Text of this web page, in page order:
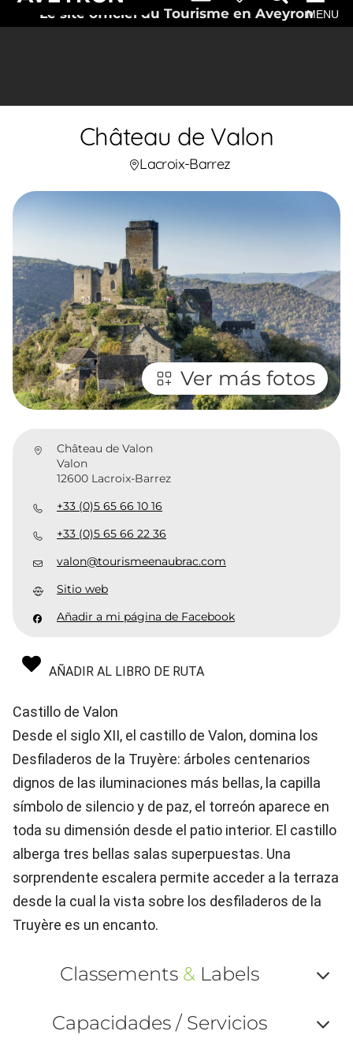
Le site officiel du Tourisme en AveyronMENU
Château de Valon
Lacroix-Barrez
Ver más fotos
Château de Valon
Valon
12600 Lacroix-Barrez
+33 (0)5 65 66 10 16
+33 (0)5 65 66 22 36
valon@tourismeenaubrac.com
Sitio web
Añadir a mi página de Facebook
AÑADIR AL LIBRO DE RUTA
Castillo de Valon
Desde el siglo XII, el castillo de Valon, domina los
Desfiladeros de la Truyère: árboles centenarios
dignos de las iluminaciones más bellas, la capilla
símbolo de silencio y de paz, el torreón aparece en
toda su dimensión desde el patio interior. El castillo
alberga tres bellas salas superpuestas. Una
sorprendente escalera permite acceder a la terraza
desde la cual la vista sobre los desfiladeros de la
Truyère es un encanto.
Classements &Labels
ou
Capacidades / Servicios